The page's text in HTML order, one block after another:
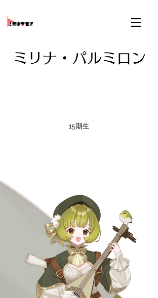
ミリナ・パルミロン
15期生